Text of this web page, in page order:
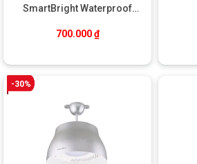
» Quay lại : Các loạiđèn công nghiệp
SmartBright Waterproof
700.000₫
-30%